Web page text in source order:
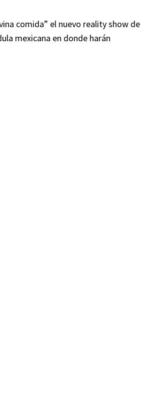
comida” el nuevo reality show de
mexicana en donde harán